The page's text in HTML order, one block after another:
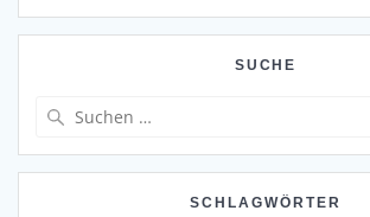
SUCHE
SCHLAGWÖRTER